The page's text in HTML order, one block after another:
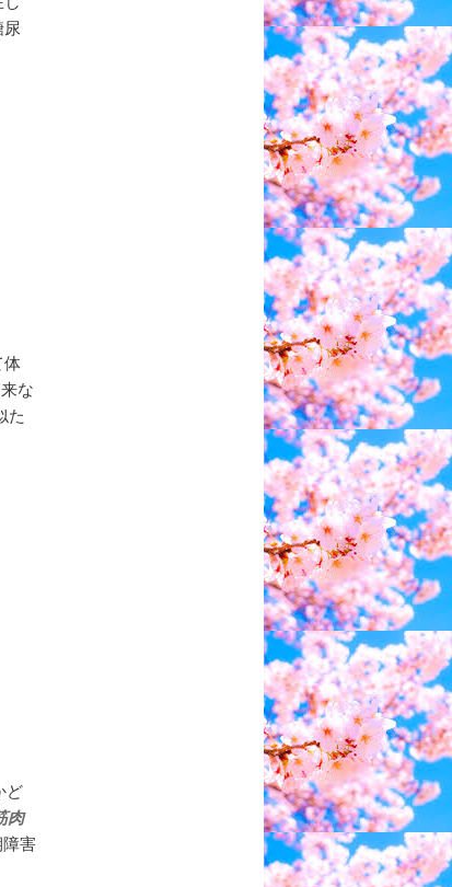
体
な
た
ど
肉
害